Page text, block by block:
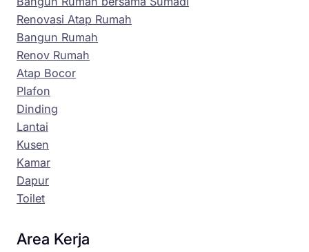
Renovasi Atap Rumah
Bangun Rumah
Renov Rumah
Atap Bocor
Plafon
Dinding
Lantai
Kusen
Kamar
Dapur
Toilet
Area Kerja